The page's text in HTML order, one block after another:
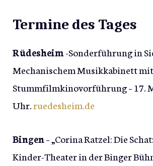
Termine des Tages
Rüdesheim-Sonderführung in
Mechanischem Musikkabinett mit
Stummfilmkinovorführung – 17.
Uhr.ruedesheim.de
Bingen– „Corina Ratzel: Die
Kinder-Theater in der Binger